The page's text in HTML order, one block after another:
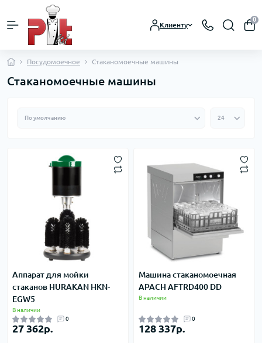
Клиенту
0
Посудомоечное Стаканомоечные машины
Стаканомоечные машины
Аппарат для мойки
стаканов HURAKAN HKN-
EGW5
В наличии
0
27 362р.
Машина стаканомоечная
APACH AFTRD400 DD
В наличии
0
128 337р.